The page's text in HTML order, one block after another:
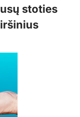
stoties